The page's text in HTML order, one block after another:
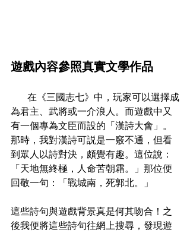
遊戲內容參照真實文學作品
為君主、武將或一介浪人。而遊戲中又
有一個專為文臣而設的「漢詩大會」。
那時，我對漢詩可説是一竅不通，但看
到眾人以詩對決，頗覺有趣。這位說：
「天地無終極，人命苦朝霜。」那位便
回敬一句：「戰城南，死郭北。」
這些詩句與遊戲背景真是何其吻合！之
後我便將這些詩句往網上搜尋，發現遊